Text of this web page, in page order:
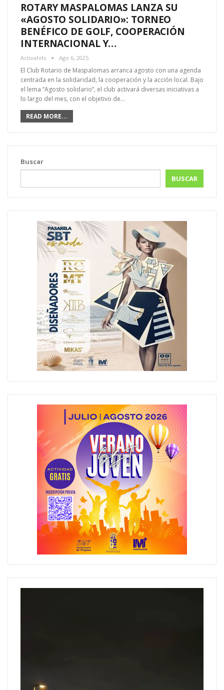
ROTARY MASPALOMAS LANZA SU
«AGOSTO SOLIDARIO»: TORNEO
BENÉFICO DE GOLF, COOPERACIÓN
INTERNACIONAL Y…
Activahits Ago 6, 2025
El Club Rotario de Maspalomas arranca agosto con una agenda
centrada en la solidaridad, la cooperación y la acción local. Bajo
el lema “Agosto solidario”, el club activará diversas iniciativas a
lo largo del mes, con el objetivo de…
READ MORE...
Buscar
BUSCAR